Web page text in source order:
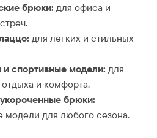
брюки: для офиса и
для легких и стильных
спортивные модели: для
отдыха и комфорта.
брюки:
модели для любого сезона.